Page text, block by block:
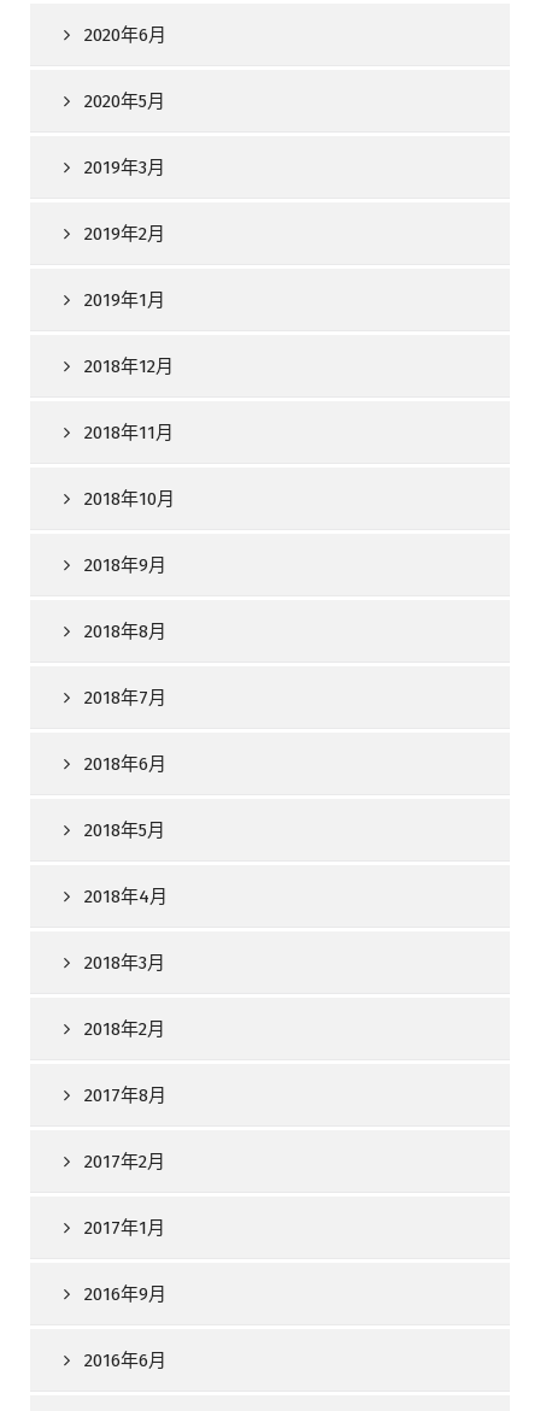
2020年6月
2020年5月
2019年3月
2019年2月
2019年1月
2018年12月
2018年11月
2018年10月
2018年9月
2018年8月
2018年7月
2018年6月
2018年5月
2018年4月
2018年3月
2018年2月
2017年8月
2017年2月
2017年1月
2016年9月
2016年6月